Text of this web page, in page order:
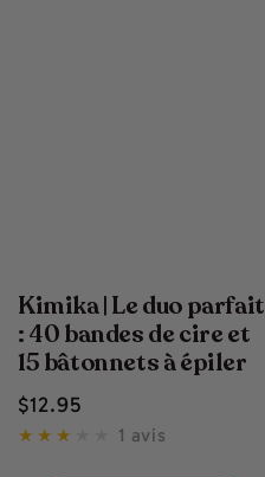
Kimika | Le duo parfait
: 40 bandes de cire et
15 bâtonnets à épiler
Prix
$12.95
1 avis